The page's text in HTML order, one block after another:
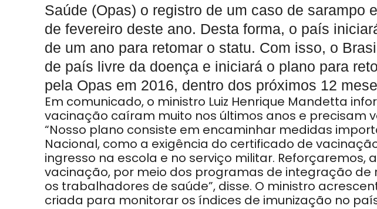
Saúde (Opas) o registro de um caso de sarampo
de fevereiro deste ano. Desta forma, o país
de um ano para retomar o statu. Com isso, o
de país livre da doença e iniciará o plano para
pela Opas em 2016, dentro dos próximos 12
Em comunicado, o ministro Luiz Henrique Mandetta
vacinação caíram muito nos últimos anos e precisam
“Nosso plano consiste em encaminhar medidas
Nacional, como a exigência do certificado de
ingresso na escola e no serviço militar. Reforçaremos,
vacinação, por meio dos programas de integração
os trabalhadores de saúde”, disse. O ministro
criada para monitorar os índices de imunização no